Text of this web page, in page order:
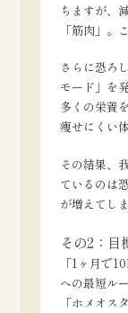
ちますが、
「筋肉」。
さらに恐ろ
モード」を
多くの栄養
痩せにくい
その結果、
ているのは
が増えてし
その2：目
「1ヶ月で
への最短ル
「ホメオス